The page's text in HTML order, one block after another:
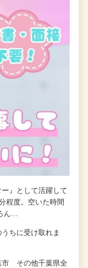
』として活躍して
程度。空いた時間
ん…
ちに受け取れま
市 その他千葉県全